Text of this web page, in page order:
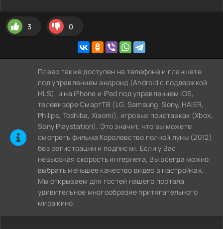
3 0
Плеер также доступен на телефоне и планшете
под управлением андроид (Android с поддержкой
HLS), и на iPhone и iPad под управлением iOS,
телевизоре СмартТВ (LG, Samsung, Sony, HAIER,
Philips, Toshiba, Xiaomi), игровых приставках (Xbox,
Sony Playstation). Это значит, что вы можете
cмотреть фильма Королевство полной луны (2012)
без регистрации и подписки. Если у Вас
невысокая скорость интернета, Вы всегда можно
выбрать меньшее качество видео в настройках.
Мы открываем для гостей нашего портала
удивительное многообразие притягательного
мира кино.